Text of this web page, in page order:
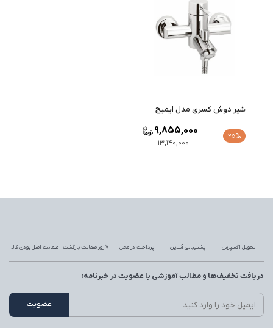
شیر دوش کسری مدل ایمیج
25%
13,140,000
9,855,000
تحویل اکسپرس پشتیبانی آنلاین پرداخت در محل 7 روز ضمانت بازگشت ضمانت اصل بودن کالا
دریافت تخفیف‌ها و مطالب آموزشی با عضویت در خبرنامه: